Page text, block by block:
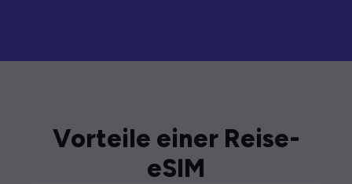
Vorteile einer Reise-
eSIM